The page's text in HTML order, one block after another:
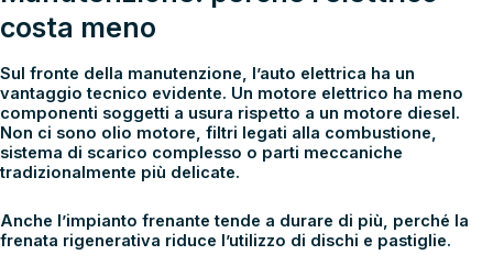
costa meno
Sul fronte della manutenzione, l’auto elettrica ha un
vantaggio tecnico evidente. Un motore elettrico ha meno
componenti soggetti a usura rispetto a un motore diesel.
Non ci sono olio motore, filtri legati alla combustione,
sistema di scarico complesso o parti meccaniche
tradizionalmente più delicate.
Anche l’impianto frenante tende a durare di più, perché la
frenata rigenerativa riduce l’utilizzo di dischi e pastiglie.